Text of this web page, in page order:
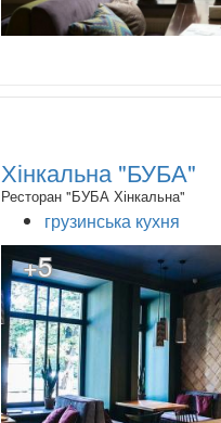
Хінкальна "БУБА"
Ресторан "БУБА Хінкальна"
грузинська кухня
+5